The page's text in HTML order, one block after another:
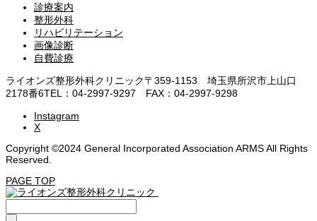
診療案内
整形外科
リハビリテーション
画像診断
自費診療
ライオンズ整形外科クリニック〒359-1153 埼玉県所沢市上山口
2178番6TEL：04-2997-9297 FAX：04-2997-9298
Instagram
X
Copyright ©2024 General Incorporated Association ARMS All Rights
Reserved.
PAGE TOP